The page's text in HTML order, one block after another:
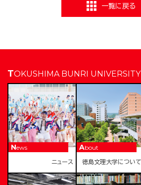
一覧に戻る
TOKUSHIMA BUNRI UNIVERSITY
News
ニュース
About
徳島文理大学について